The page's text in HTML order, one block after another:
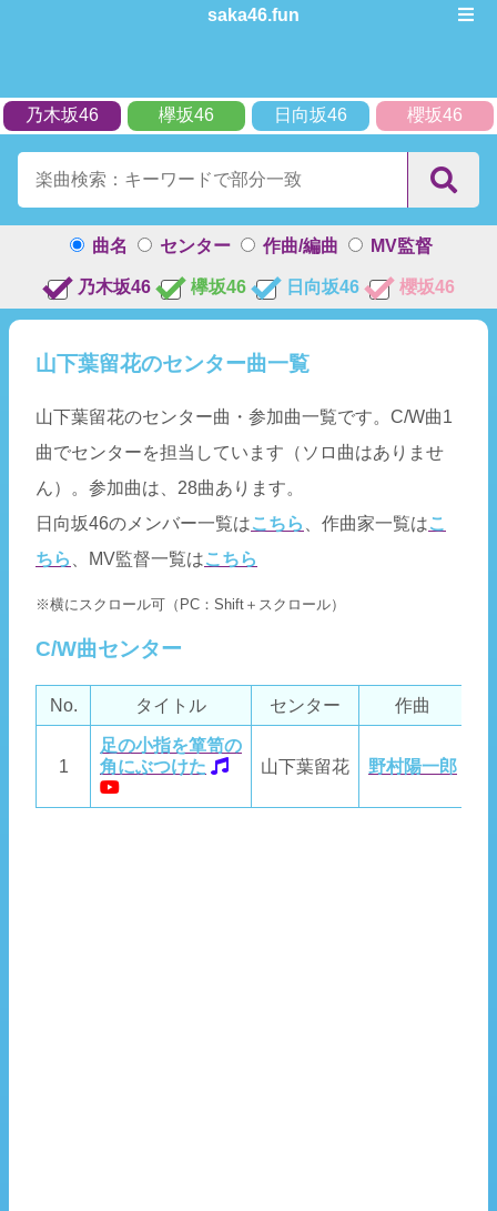
saka46.fun
乃木坂46 欅坂46 日向坂46 櫻坂46
曲名 センター 作曲/編曲 MV監督
乃木坂46 欅坂46 日向坂46 櫻坂46
山下葉留花のセンター曲一覧
山下葉留花のセンター曲・参加曲一覧です。C/W曲1
曲でセンターを担当しています（ソロ曲はありませ
ん）。参加曲は、28曲あります。
日向坂46のメンバー一覧はこちら 、作曲家一覧はこ
ちら
、MV監督一覧はこちら
※横にスクロール可（PC：Shift＋スクロール）
C/W曲センター
No. タイトル センター 作曲
1
足の小指を箪笥の
角にぶつけた
山下葉留花 野村陽一郎